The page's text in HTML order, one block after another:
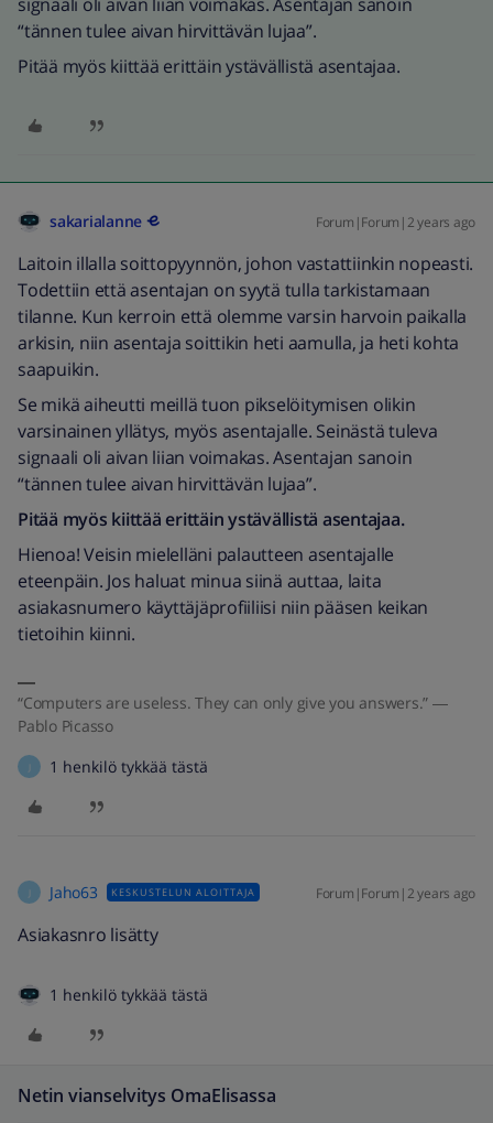
“tännen tulee aivan hirvittävän lujaa”.
Pitää myös kiittää erittäin ystävällistä asentajaa.
sakarialanne Forum|Forum|2 years ago
Laitoin illalla soittopyynnön, johon vastattiinkin nopeasti.
Todettiin että asentajan on syytä tulla tarkistamaan
tilanne. Kun kerroin että olemme varsin harvoin paikalla
arkisin, niin asentaja soittikin heti aamulla, ja heti kohta
saapuikin.
Se mikä aiheutti meillä tuon pikselöitymisen olikin
varsinainen yllätys, myös asentajalle. Seinästä tuleva
signaali oli aivan liian voimakas. Asentajan sanoin
“tännen tulee aivan hirvittävän lujaa”.
Pitää myös kiittää erittäin ystävällistä asentajaa.
Hienoa! Veisin mielelläni palautteen asentajalle
eteenpäin. Jos haluat minua siinä auttaa, laita
asiakasnumero käyttäjäprofiiliisi niin pääsen keikan
tietoihin kiinni.
“Computers are useless. They can only give you answers.” ―
Pablo Picasso
1 henkilö tykkää tästä
Jaho63 KESKUSTELUN ALOITTAJA Forum|Forum|2 years ago
Asiakasnro lisätty
1 henkilö tykkää tästä
Netin vianselvitys OmaElisassa